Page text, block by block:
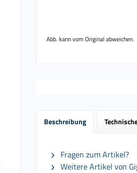
Abb. kann vom Original abweichen.
Beschreibung
Fragen zum Artikel?
Weitere Artikel von